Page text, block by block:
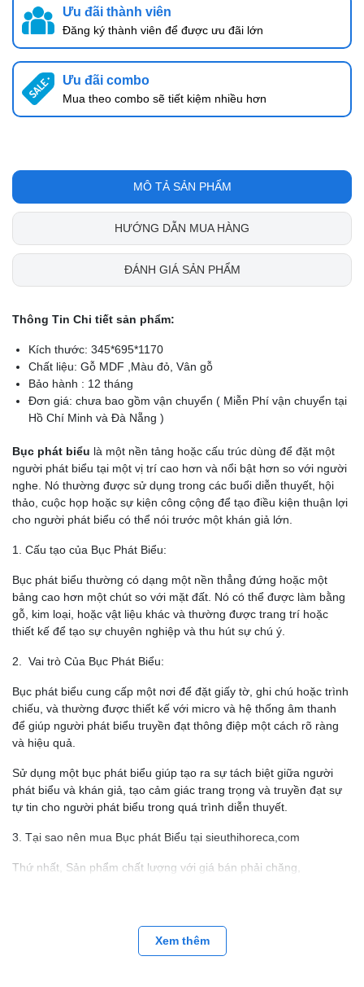
Ưu đãi thành viên
Đăng ký thành viên để được ưu đãi lớn
Ưu đãi combo
Mua theo combo sẽ tiết kiệm nhiều hơn
MÔ TẢ SẢN PHẨM
HƯỚNG DẪN MUA HÀNG
ĐÁNH GIÁ SẢN PHẨM
Thông Tin Chi tiết sản phẩm:
Kích thước: 345*695*1170
Chất liệu: Gỗ MDF ,Màu đỏ, Vân gỗ
Bảo hành : 12 tháng
Đơn giá: chưa bao gồm vận chuyển ( Miễn Phí vận chuyển tại
Hồ Chí Minh và Đà Nẵng )
Bục phát biểu là một nền tảng hoặc cấu trúc dùng để đặt một
người phát biểu tại một vị trí cao hơn và nổi bật hơn so với người
nghe. Nó thường được sử dụng trong các buổi diễn thuyết, hội
thảo, cuộc họp hoặc sự kiện công cộng để tạo điều kiện thuận lợi
cho người phát biểu có thể nói trước một khán giả lớn.
1. Cấu tạo của Bục Phát Biểu:
Bục phát biểu thường có dạng một nền thẳng đứng hoặc một
bảng cao hơn một chút so với mặt đất. Nó có thể được làm bằng
gỗ, kim loại, hoặc vật liệu khác và thường được trang trí hoặc
thiết kế để tạo sự chuyên nghiệp và thu hút sự chú ý.
2. Vai trò Của Bục Phát Biểu:
Bục phát biểu cung cấp một nơi để đặt giấy tờ, ghi chú hoặc trình
chiếu, và thường được thiết kế với micro và hệ thống âm thanh
để giúp người phát biểu truyền đạt thông điệp một cách rõ ràng
và hiệu quả.
Sử dụng một bục phát biểu giúp tạo ra sự tách biệt giữa người
phát biểu và khán giả, tạo cảm giác trang trọng và truyền đạt sự
tự tin cho người phát biểu trong quá trình diễn thuyết.
3. Tại sao nên mua Bục phát Biểu tại sieuthihoreca,com
Thứ nhất, Sản phẩm chất lượng với giá bán phải chăng,
hàng những sản phẩm với chất lượng đảm bảo nhất.
Xem thêm